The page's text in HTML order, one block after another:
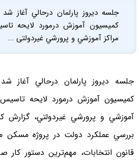
جلسه ديروز پارلمان درحالي آغاز
كميسيون آموزش درمورد لايحه
مراكز آموزشي و پرورشي غيردولتی ...
جلسه ديروز پارلمان درحالي آغاز
كميسيون آموزش درمورد لايحه
بررسي عملكرد دولت در پروژه مسكن
قانون انتخابات، مهم‌ترين دستور كار